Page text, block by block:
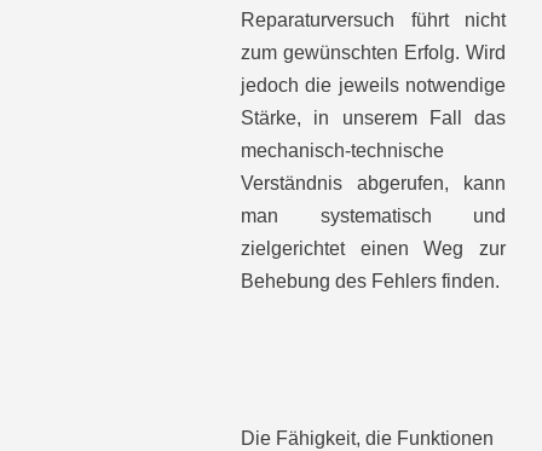
Reparaturversuch führt nicht
zum gewünschten Erfolg. Wird
jedoch die jeweils notwendige
Stärke, in unserem Fall das
mechanisch-technische
Verständnis abgerufen, kann
man systematisch und
zielgerichtet einen Weg zur
Behebung des Fehlers finden.
Die Fähigkeit, die Funktionen